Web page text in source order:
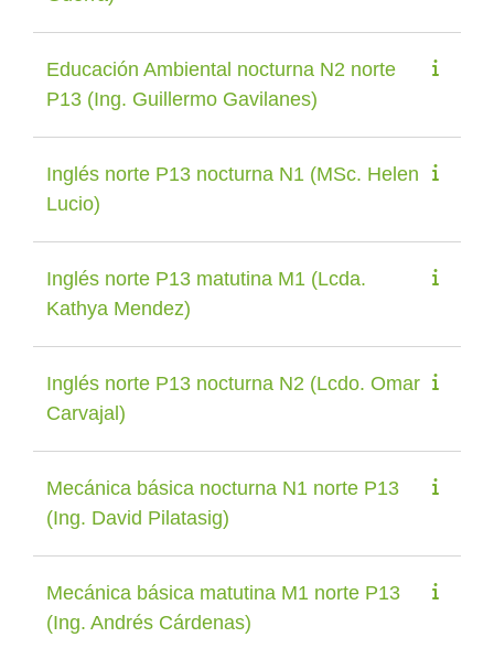
Educación Ambiental nocturna N2 norte
P13 (Ing. Guillermo Gavilanes)
Inglés norte P13 nocturna N1 (MSc. Helen
Lucio)
Inglés norte P13 matutina M1 (Lcda.
Kathya Mendez)
Inglés norte P13 nocturna N2 (Lcdo. Omar
Carvajal)
Mecánica básica nocturna N1 norte P13
(Ing. David Pilatasig)
Mecánica básica matutina M1 norte P13
(Ing. Andrés Cárdenas)